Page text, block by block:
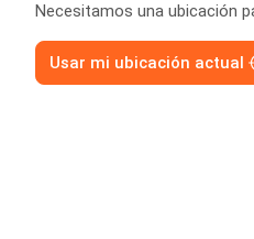
Necesitamos una ubicación
Usar mi ubicación actual